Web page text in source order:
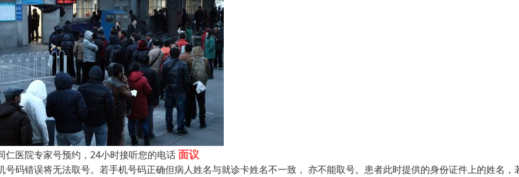
仁医院专家号预约，24小时接听您的电话面议
号码错误将无法取号。若手机号码正确但病人姓名与就诊卡姓名不一致， 亦不能取号。患者此时提供的身份证件上的姓名，